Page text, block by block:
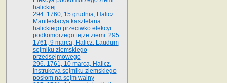
halickiej
294. 1760, 15 grudnia, Halicz.
Manifestacya kasztelana
halickiego przeciwko elekcyi
podkomorzego tejże ziemi. 295.
1761, 9 marca, Halicz. Laudum
sejmiku ziemskiego
przedsejmowego
296. 1761, 10 marca, Halicz.
Instrukcya sejmiku ziemskiego
posłom na sejm walny